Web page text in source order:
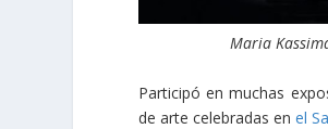
Maria
Participó en muchas
de arte celebradas enel